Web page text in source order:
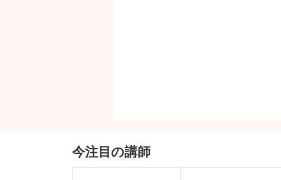
今注目の講師